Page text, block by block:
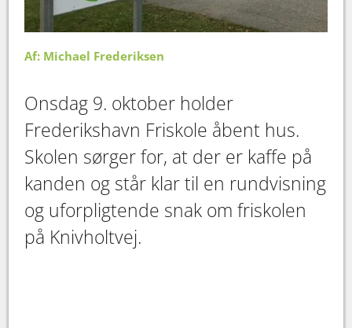
Af: Michael Frederiksen
Onsdag 9. oktober holder
Frederikshavn Friskole åbent hus.
Skolen sørger for, at der er kaffe på
kanden og står klar til en rundvisning
og uforpligtende snak om friskolen
på Knivholtvej.